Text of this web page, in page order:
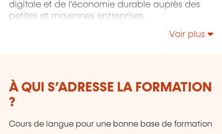
digitale et de l'économie durable auprès des
petites et moyennes entreprises.
Voir plus
À QUI S’ADRESSE LA FORMATION
?
Cours de langue pour une bonne base de formation